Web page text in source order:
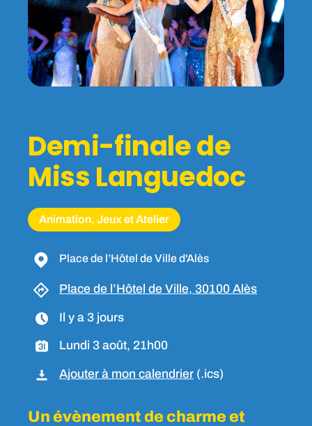
Demi-finale de
Miss Languedoc
Animation, Jeux et Atelier
Place de l’Hôtel de Ville d'Alès
Place de l’Hôtel de Ville, 30100 Alès
Il y a 3 jours
Lundi 3 août, 21h00
Ajouter à mon calendrier (.ics)
Un évènement de charme et